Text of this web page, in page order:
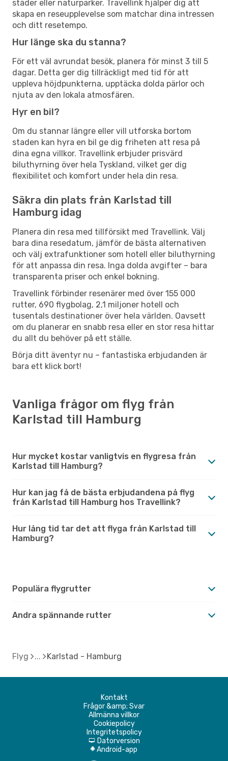
städer eller naturparker. Travellink hjälper dig att
skapa en reseupplevelse som matchar dina intressen
och ditt resetempo.
Hur länge ska du stanna?
För ett väl avrundat besök, planera för minst 3 till 5
dagar. Detta ger dig tillräckligt med tid för att
uppleva höjdpunkterna, upptäcka dolda pärlor och
njuta av den lokala atmosfären.
Hyr en bil?
Om du stannar längre eller vill utforska bortom
staden kan hyra en bil ge dig friheten att resa på
dina egna villkor. Travellink erbjuder prisvärd
biluthyrning över hela Tyskland, vilket ger dig
flexibilitet och komfort under hela din resa.
Säkra din plats från Karlstad till
Hamburg idag
Planera din resa med tillförsikt med Travellink. Välj
bara dina resedatum, jämför de bästa alternativen
och välj extrafunktioner som hotell eller biluthyrning
för att anpassa din resa. Inga dolda avgifter – bara
transparenta priser och enkel bokning.
Travellink förbinder resenärer med över 155 000
rutter, 690 flygbolag, 2,1 miljoner hotell och
tusentals destinationer över hela världen. Oavsett
om du planerar en snabb resa eller en stor resa hittar
du allt du behöver på ett ställe.
Börja ditt äventyr nu – fantastiska erbjudanden är
bara ett klick bort!
Vanliga frågor om flyg från
Karlstad till Hamburg
Hur mycket kostar vanligtvis en flygresa från
Karlstad till Hamburg?
Hur kan jag få de bästa erbjudandena på flyg
från Karlstad till Hamburg hos Travellink?
Hur lång tid tar det att flyga från Karlstad till
Hamburg?
Populära flygrutter
Andra spännande rutter
Flyg Karlstad - Hamburg
Kontakt
Frågor &amp; Svar
Allmänna villkor
Cookiepolicy
Integritetspolicy
d Datorversion
A Android-app